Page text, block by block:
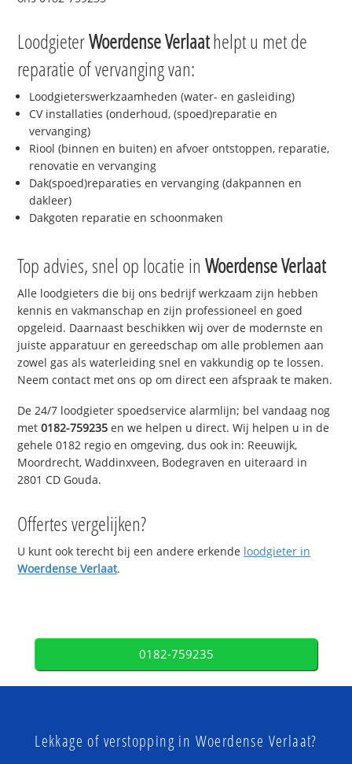
LoodgieterWoerdense Verlaathelpt u met de
reparatie of vervanging van:
Loodgieterswerkzaamheden (water- en gasleiding)
CV installaties (onderhoud, (spoed)reparatie en
vervanging)
Riool (binnen en buiten) en afvoer ontstoppen, reparatie,
renovatie en vervanging
Dak(spoed)reparaties en vervanging (dakpannen en
dakleer)
Dakgoten reparatie en schoonmaken
Top advies, snel op locatie inWoerdense Verlaat
Alle loodgieters die bij ons bedrijf werkzaam zijn hebben
kennis en vakmanschap en zijn professioneel en goed
opgeleid. Daarnaast beschikken wij over de modernste en
juiste apparatuur en gereedschap om alle problemen aan
zowel gas als waterleiding snel en vakkundig op te lossen.
Neem contact met ons op om direct een afspraak te maken.
De 24/7 loodgieter spoedservice alarmlijn; bel vandaag nog
met0182-759235 en we helpen u direct. Wij helpen u in de
gehele 0182 regio en omgeving, dus ook in: Reeuwijk,
Moordrecht, Waddinxveen, Bodegraven en uiteraard in
2801 CD Gouda.
Offertes vergelijken?
U kunt ook terecht bij een andere erkende loodgieter in
Woerdense Verlaat.
0182-759235
Lekkage of verstopping in Woerdense Verlaat?